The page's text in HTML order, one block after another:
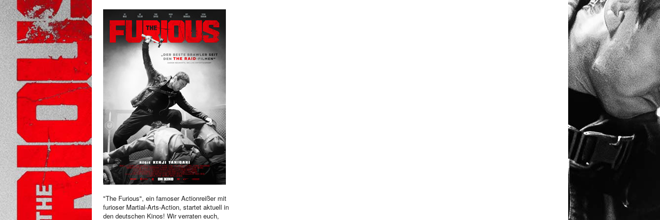
"The Furious", ein famoser Actionreißer mit
furioser Martial-Arts-Action, startet aktuell in
den deutschen Kinos! Wir verraten euch,